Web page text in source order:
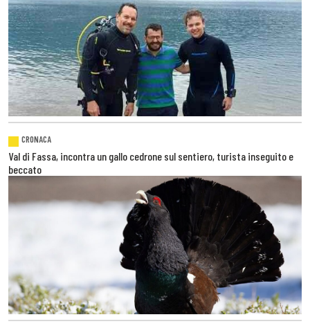
CRONACA
Val di Fassa, incontra un gallo cedrone sul sentiero, turista inseguito e
beccato